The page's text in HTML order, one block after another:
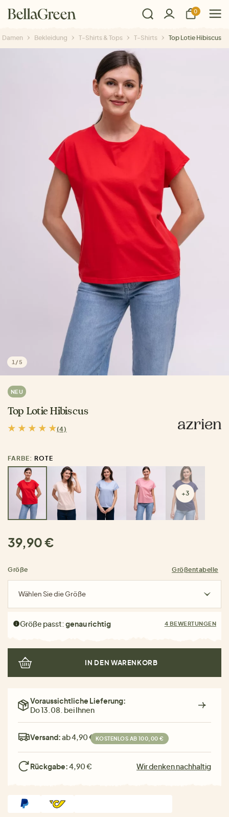
0
Damen Bekleidung T-Shirts & Tops T-Shirts Top Lotie Hibiscus
1 /5
NEU
Top Lotie Hibiscus
(4)
FARBE: ROTE
+3
39,90 €
Größe Größentabelle
Wählen Sie die Größe
Größe passt:genau richtig 4 BEWERTUNGEN
IN DEN WARENKORB
Voraussichtliche Lieferung:
Do 13.08. bei Ihnen
Versand:ab 4,90 € KOSTENLOS AB 100,00 €
Rückgabe:4,90 € Wir denken nachhaltig